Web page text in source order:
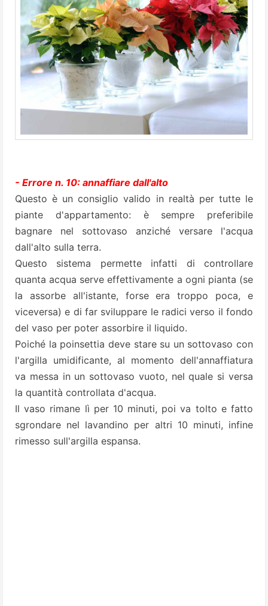
- Errore n. 10: annaffiare dall'alto
Questo è un consiglio valido in realtà per tutte le
piante d'appartamento: è sempre preferibile
bagnare nel sottovaso anziché versare l'acqua
dall'alto sulla terra.
Questo sistema permette infatti di controllare
quanta acqua serve effettivamente a ogni pianta (se
la assorbe all'istante, forse era troppo poca, e
viceversa) e di far sviluppare le radici verso il fondo
del vaso per poter assorbire il liquido.
Poiché la poinsettia deve stare su un sottovaso con
l'argilla umidificante, al momento dell'annaffiatura
va messa in un sottovaso vuoto, nel quale si versa
la quantità controllata d'acqua.
Il vaso rimane lì per 10 minuti, poi va tolto e fatto
sgrondare nel lavandino per altri 10 minuti, infine
rimesso sull'argilla espansa.